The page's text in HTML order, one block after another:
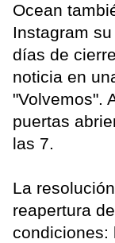
Ocean
Instagram
días de
noticia en
"Volvemos".
puertas
las 7.
La
reapertura
condiciones: